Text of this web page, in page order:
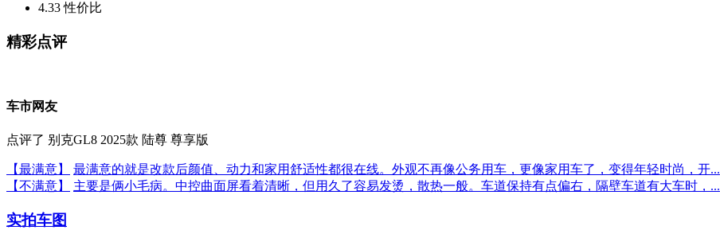
4.33 性价比
精彩点评
车市网友
点评了 别克GL8 2025款 陆尊 尊享版
【最满意】
最满意的就是改款后颜值、动力和家用舒适性都很在线。外观不再像公务用车，更像家用车了，变得年轻时尚，开...
【不满意】
主要是俩小毛病。中控曲面屏看着清晰，但用久了容易发烫，散热一般。车道保持有点偏右，隔壁车道有大车时，...
实拍车图